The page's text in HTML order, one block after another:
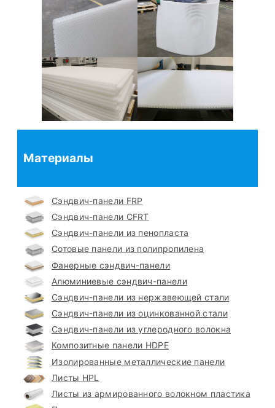
Материалы
Сэндвич-панели FRP
Сэндвич-панели CFRT
Сэндвич-панели из пенопласта
Сотовые панели из полипропилена
Фанерные сэндвич-панели
Алюминиевые сэндвич-панели
Сэндвич-панели из нержавеющей стали
Сэндвич-панели из оцинкованной стали
Сэндвич-панели из углеродного волокна
Композитные панели HDPE
Изолированные металлические панели
Листы HPL
Листы из армированного волокном пластика